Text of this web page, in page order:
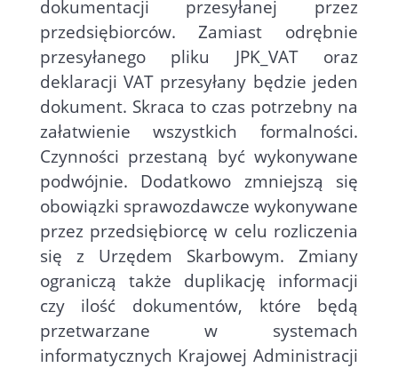
dokumentacji przesyłanej przez
przedsiębiorców. Zamiast odrębnie
przesyłanego pliku JPK_VAT oraz
deklaracji VAT przesyłany będzie jeden
dokument. Skraca to czas potrzebny na
załatwienie wszystkich formalności.
Czynności przestaną być wykonywane
podwójnie. Dodatkowo zmniejszą się
obowiązki sprawozdawcze wykonywane
przez przedsiębiorcę w celu rozliczenia
się z Urzędem Skarbowym. Zmiany
ograniczą także duplikację informacji
czy ilość dokumentów, które będą
przetwarzane w systemach
informatycznych Krajowej Administracji